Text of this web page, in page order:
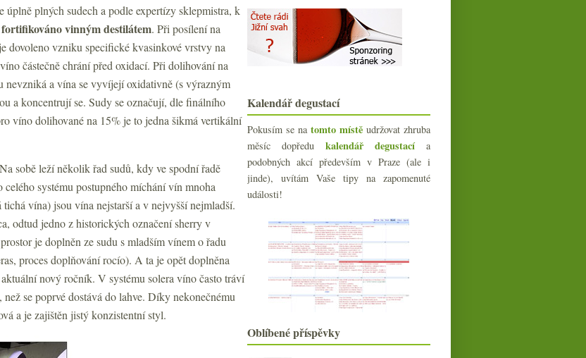
úplně plných sudech a podle expertízy sklepmistra, k
fortifikováno vinným destilátem. Při posílení na
dovoleno vzniku specifické kvasinkové vrstvy na
částečně chrání před oxidací. Při dolihování na
nevzniká a vína se vyvíjejí oxidativně (s výrazným
a koncentrují se. Sudy se označují, dle finálního
víno dolihované na 15% je to jedna šikmá vertikální
sobě leží několik řad sudů, kdy ve spodní řadě
systému postupného míchání vín mnoha
vína) jsou vína nejstarší a v nejvyšší nejmladší.
odtud jedno z historických označení sherry v
je doplněn ze sudu s mladším vínem o řadu
proces doplňování rocío). A ta je opět doplněna
nový ročník. V systému solera víno často tráví
se poprvé dostává do lahve. Díky nekonečnému
a je zajištěn jistý konzistentní styl.
►dubna
► března (23)
▼ února (21)
Vlašák od Skoffa a veltlín od
Neustiftera
Sherry aneb rychlý úvod k jedněm z
nejzajímavějšíc...
Výsledky ankety „Jíte ryby?“
Designová biodynamika Matsu El
Recio
Kupujte svá oblíbená vína
szamorodni
Pivní odbočka – Strahov, Broumy a
Kelheim
Burgundsko ukazující zadnici
Videorecenze ryzlinku od
Michlovského
Pár českých a moravských bílých při
Salon vín 2012 aneb Cabernet
Kalendář degustací
Pokusím se na tomto místě udržovat zhruba
měsíc dopředu kalendář degustacía
podobných akcí především v Praze (ale i
jinde), uvítám Vaše tipy na zapomenuté
události!
Oblíbené příspěvky